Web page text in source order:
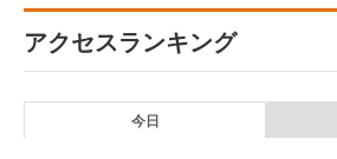
アクセスランキング
今日